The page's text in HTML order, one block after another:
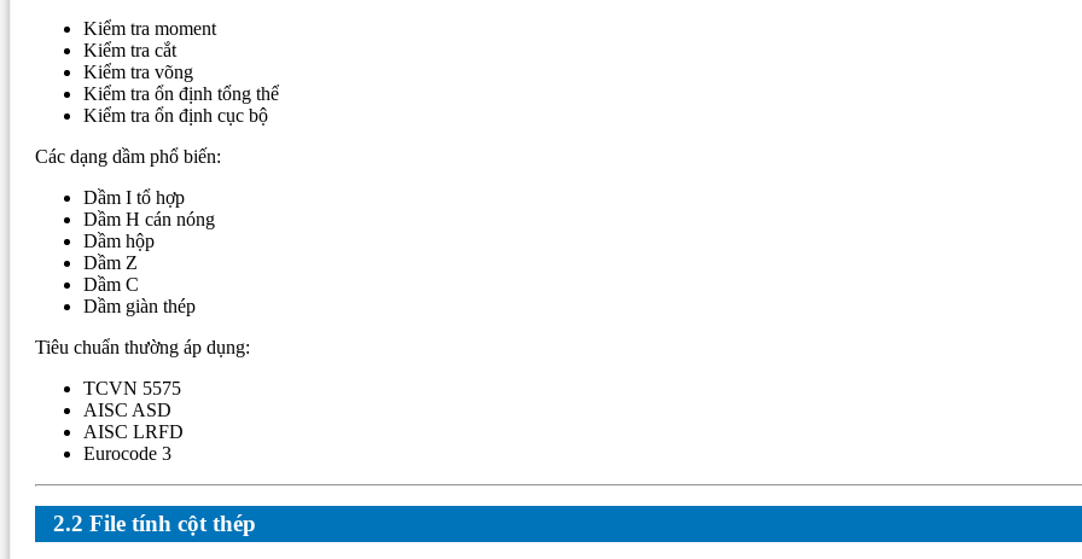
Kiểm tra moment
Kiểm tra cắt
Kiểm tra võng
Kiểm tra ổn định tổng thể
Kiểm tra ổn định cục bộ
Các dạng dầm phổ biến:
Dầm I tổ hợp
Dầm H cán nóng
Dầm hộp
Dầm Z
Dầm C
Dầm giàn thép
Tiêu chuẩn thường áp dụng:
TCVN 5575
AISC ASD
AISC LRFD
Eurocode 3
2.2 File tính cột thép